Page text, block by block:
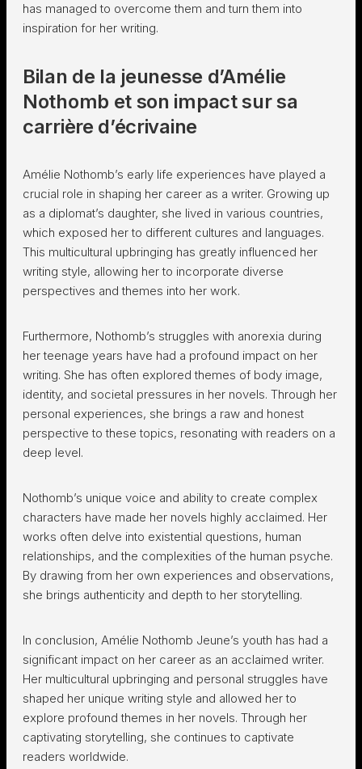
has managed to overcome them and turn them into
inspiration for her writing.
Bilan de la jeunesse d’Amélie
Nothomb et son impact sur sa
carrière d’écrivaine
Amélie Nothomb’s early life experiences have played a
crucial role in shaping her career as a writer. Growing up
as a diplomat’s daughter, she lived in various countries,
which exposed her to different cultures and languages.
This multicultural upbringing has greatly influenced her
writing style, allowing her to incorporate diverse
perspectives and themes into her work.
Furthermore, Nothomb’s struggles with anorexia during
her teenage years have had a profound impact on her
writing. She has often explored themes of body image,
identity, and societal pressures in her novels. Through her
personal experiences, she brings a raw and honest
perspective to these topics, resonating with readers on a
deep level.
Nothomb’s unique voice and ability to create complex
characters have made her novels highly acclaimed. Her
works often delve into existential questions, human
relationships, and the complexities of the human psyche.
By drawing from her own experiences and observations,
she brings authenticity and depth to her storytelling.
In conclusion, Amélie Nothomb Jeune’s youth has had a
significant impact on her career as an acclaimed writer.
Her multicultural upbringing and personal struggles have
shaped her unique writing style and allowed her to
explore profound themes in her novels. Through her
captivating storytelling, she continues to captivate
readers worldwide.